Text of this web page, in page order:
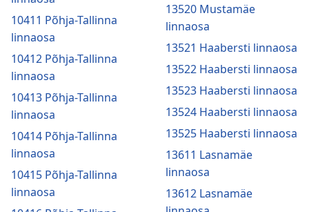
10411 Põhja-Tallinna
linnaosa
10412 Põhja-Tallinna
linnaosa
10413 Põhja-Tallinna
linnaosa
10414 Põhja-Tallinna
linnaosa
10415 Põhja-Tallinna
linnaosa
13520 Mustamäe
linnaosa
13521 Haabersti linnaosa
13522 Haabersti linnaosa
13523 Haabersti linnaosa
13524 Haabersti linnaosa
13525 Haabersti linnaosa
13611 Lasnamäe
linnaosa
13612 Lasnamäe